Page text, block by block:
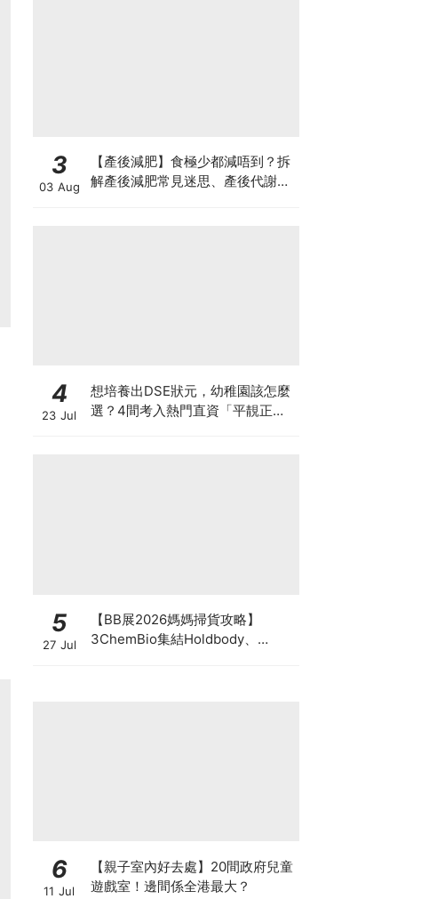
3
03 Aug
【產後減肥】食極少都減唔到？拆
解產後減肥常見迷思、產後代謝、
4
23 Jul
想培養出DSE狀元，幼稚園該怎麼
選？4間考入熱門直資「平靚正」
5
27 Jul
【BB展2026媽媽掃貨攻略】
3ChemBio集結Holdbody、
6
11 Jul
【親子室內好去處】20間政府兒童
遊戲室！邊間係全港最大？